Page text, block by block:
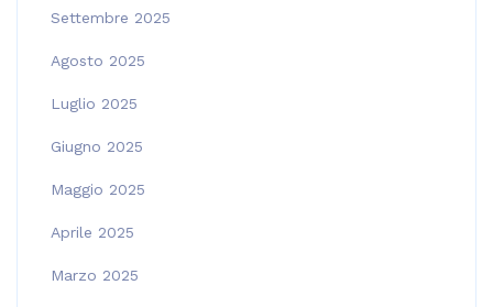
Settembre 2025
Agosto 2025
Luglio 2025
Giugno 2025
Maggio 2025
Aprile 2025
Marzo 2025